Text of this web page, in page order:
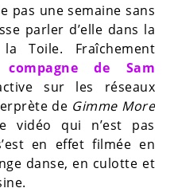
pas une semaine sans
parler d’elle dans la
Toile. Fraîchement
compagne de Sam
sur les réseaux
de Gimme More
vidéo qui n’est pas
en effet filmée en
danse, en culotte et